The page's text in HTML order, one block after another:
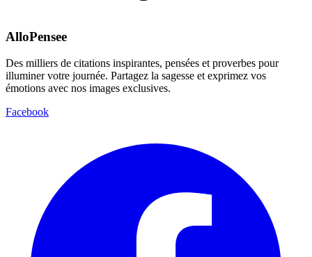
AlloPensee
Des milliers de citations inspirantes, pensées et proverbes pour
illuminer votre journée. Partagez la sagesse et exprimez vos
émotions avec nos images exclusives.
Facebook